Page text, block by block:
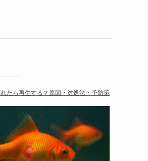
たら再生する？原因・対処法・予防策